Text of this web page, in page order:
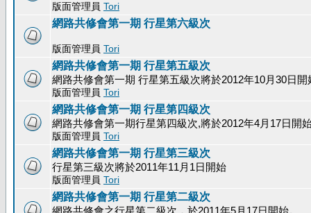
版面管理員 Tori
網路共修會第一期 行星第六級次
版面管理員 Tori
網路共修會第一期 行星第五級次
網路共修會第一期 行星第五級次將於2012年10月30日開
版面管理員 Tori
網路共修會第一期 行星第四級次
網路共修會第一期行星第四級次,將於2012年4月17日開
版面管理員 Tori
網路共修會第一期 行星第三級次
行星第三級次將於2011年11月1日開始
版面管理員 Tori
網路共修會第一期 行星第二級次
網路共修會之行星第二級次，於2011年5月17日開始。